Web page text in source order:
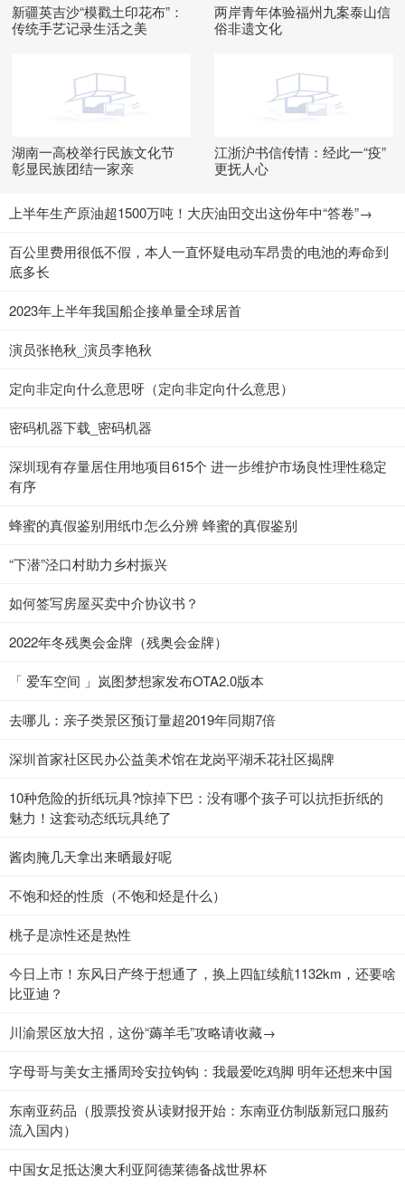
新疆英吉沙“模戳土印花布”：
传统手艺记录生活之美
两岸青年体验福州九案泰山信
俗非遗文化
湖南一高校举行民族文化节
彰显民族团结一家亲
江浙沪书信传情：经此一“疫”
更抚人心
上半年生产原油超1500万吨！大庆油田交出这份年中“答卷”→
百公里费用很低不假，本人一直怀疑电动车昂贵的电池的寿命到
底多长
2023年上半年我国船企接单量全球居首
演员张艳秋_演员李艳秋
定向非定向什么意思呀（定向非定向什么意思）
密码机器下载_密码机器
深圳现有存量居住用地项目615个 进一步维护市场良性理性稳定
有序
蜂蜜的真假鉴别用纸巾怎么分辨 蜂蜜的真假鉴别
“下潜”泾口村助力乡村振兴
如何签写房屋买卖中介协议书？
2022年冬残奥会金牌（残奥会金牌）
「 爱车空间 」岚图梦想家发布OTA2.0版本
去哪儿：亲子类景区预订量超2019年同期7倍
深圳首家社区民办公益美术馆在龙岗平湖禾花社区揭牌
10种危险的折纸玩具?惊掉下巴：没有哪个孩子可以抗拒折纸的
魅力！这套动态纸玩具绝了
酱肉腌几天拿出来晒最好呢
不饱和烃的性质（不饱和烃是什么）
桃子是凉性还是热性
今日上市！东风日产终于想通了，换上四缸续航1132km，还要啥
比亚迪？
川渝景区放大招，这份“薅羊毛”攻略请收藏→
字母哥与美女主播周玲安拉钩钩：我最爱吃鸡脚 明年还想来中国
东南亚药品（股票投资从读财报开始：东南亚仿制版新冠口服药
流入国内）
中国女足抵达澳大利亚阿德莱德备战世界杯